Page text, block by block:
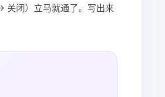
关闭）立马就通了。写出来